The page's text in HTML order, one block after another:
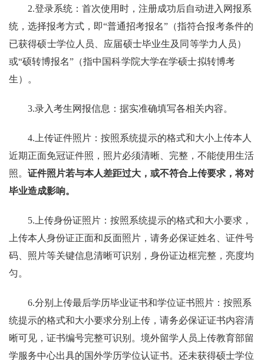
2.登录系统：首次使用时，注册成功后自动进入网报系
统，选择报考方式，即“普通招考报名”（指符合报考条件的
已获得硕士学位人员、应届硕士毕业生及同等学力人员）
或“硕转博报名”（指中国科学院大学在学硕士拟转博考
生）
。
3.录入考生网报信息：据实准确填写各相关内容。
4. 上传证件照片：按照系统提示的格式和大小上传本人
近期正面免冠证件照，照片必须清晰、完整，不能使用生活
照。 证件照片若与本人差距过大，或不符合上传要求，将对
毕业造成影响。
5. 上传身份证照片：按照系统提示的格式和大小要求，
上传本人身份证正面和反面照片，请务必保证姓名、证件号
码、照片等关键信息清晰可识别，身份证边框完整，亮度均
匀。
6.分别上传最后学历毕业证书和学位证书照片：按照系
统提示的格式和大小要求分别上传，请务必保证证书内容清
晰可见，证书编号完整可识别。境外留学人员上传教育部留
学服务中心出具的国外学历学位认证书。还未获得硕士学位